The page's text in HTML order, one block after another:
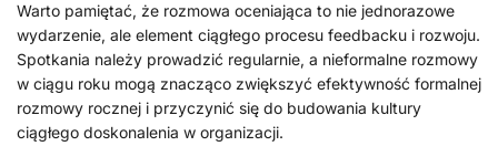
Warto pamiętać, że rozmowa oceniająca to nie jednorazowe
wydarzenie, ale element ciągłego procesu feedbacku i rozwoju.
Spotkania należy prowadzić regularnie, a nieformalne rozmowy
w ciągu roku mogą znacząco zwiększyć efektywność formalnej
rozmowy rocznej i przyczynić się do budowania kultury
ciągłego doskonalenia w organizacji.